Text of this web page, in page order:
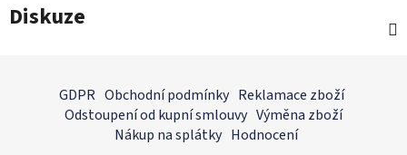
Diskuze
GDPR Obchodní podmínky Reklamace zboží
Odstoupení od kupní smlouvy Výměna zboží
Nákup na splátky Hodnocení